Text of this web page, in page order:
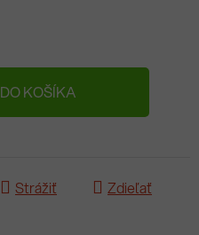
DO KOŠÍKA
Strážiť Zdieľať